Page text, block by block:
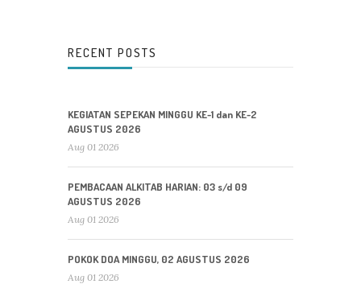
RECENT POSTS
KEGIATAN SEPEKAN MINGGU KE-1 dan KE-2
AGUSTUS 2026
Aug 01 2026
PEMBACAAN ALKITAB HARIAN: 03 s/d 09
AGUSTUS 2026
Aug 01 2026
POKOK DOA MINGGU, 02 AGUSTUS 2026
Aug 01 2026